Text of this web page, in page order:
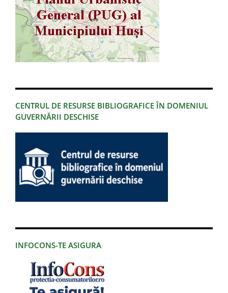
CENTRUL DE RESURSE BIBLIOGRAFICE ÎN DOMENIUL
GUVERNĂRII DESCHISE
INFOCONS-TE ASIGURA